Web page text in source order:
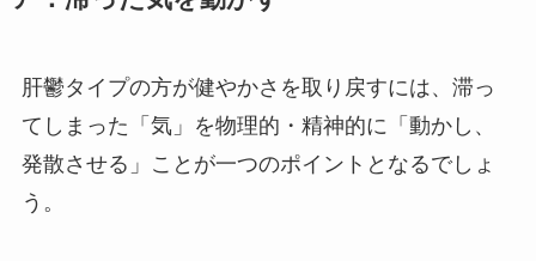
肝鬱タイプの方が健やかさを取り戻すには、滞っ
てしまった「気」を物理的・精神的に「動かし、
発散させる」ことが一つのポイントとなるでしょ
う。